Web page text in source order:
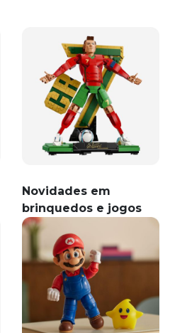
Novidades em
brinquedos e jogos